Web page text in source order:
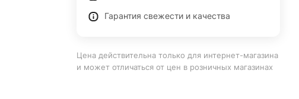
Гарантия свежести и качества
Цена действительна только для интернет-магазина
и может отличаться от цен в розничных магазинах